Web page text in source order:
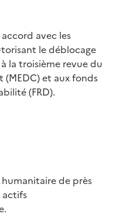
avec les
le déblocage
la troisième revue du
(MEDC) et aux fonds
(FRD).
de près
actifs